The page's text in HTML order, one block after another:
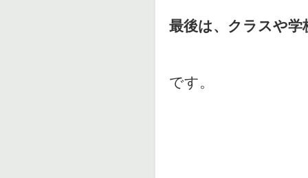
最後は、クラスや
です。